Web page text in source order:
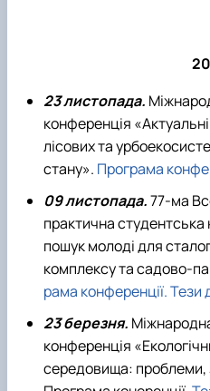
23 листопада.
конференція
лісових та
стану». Програма
09 листопада.77-ма
практична
пошук молоді для
комплексу та садово-
рама конференції.Тези
23 березня.
конференція
середовища: проблеми,